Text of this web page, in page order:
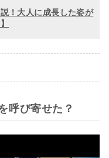
！大人に成長した姿が
呼び寄せた？